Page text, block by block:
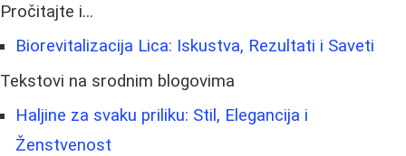
Pročitajte i...
Biorevitalizacija Lica: Iskustva, Rezultati i Saveti
Tekstovi na srodnim blogovima
Haljine za svaku priliku: Stil, Elegancija i
Ženstvenost